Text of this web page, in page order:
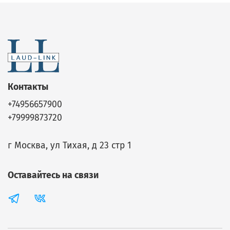
Контакты
+74956657900
+79999873720
г Москва, ул Тихая, д 23 стр 1
Оставайтесь на связи